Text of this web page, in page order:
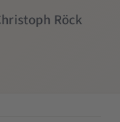
Röck